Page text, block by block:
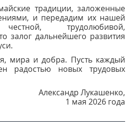
традиции, заложенные
и передадим их нашей
трудолюбивой,
залог дальнейшего развития
мира и добра. Пусть каждый
радостью новых трудовых
Александр Лукашенко,
1 мая 2026 года